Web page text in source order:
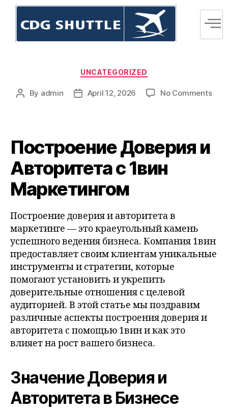
UNCATEGORIZED
By admin April 12, 2026 No Comments
Построение Доверия и
Авторитета с 1вин
Маркетингом
Построение доверия и авторитета в
маркетинге — это краеугольный камень
успешного ведения бизнеса. Компания 1вин
предоставляет своим клиентам уникальные
инструменты и стратегии, которые
помогают установить и укрепить
доверительные отношения с целевой
аудиторией. В этой статье мы поздравим
различные аспекты построения доверия и
авторитета с помощью 1вин и как это
влияет на рост вашего бизнеса.
Значение Доверия и
Авторитета в Бизнесе